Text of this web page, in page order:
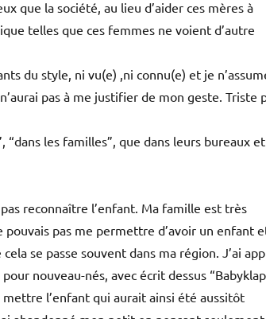
que la société, au lieu d’aider ces mères à
telles que ces femmes ne voient d’autre
du style, ni vu(e) ,ni connu(e) et je
pas à me justifier de mon geste. Triste
les familles”, que dans leurs bureaux et
reconnaître l’enfant. Ma famille est très
pouvais pas me permettre d’avoir un enfant
se passe souvent dans ma région. J’ai
nouveau-nés, avec écrit dessus
l’enfant qui aurait ainsi été aussitôt